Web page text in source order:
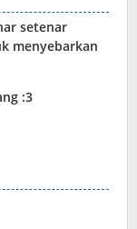
setenar
menyebarkan
:3